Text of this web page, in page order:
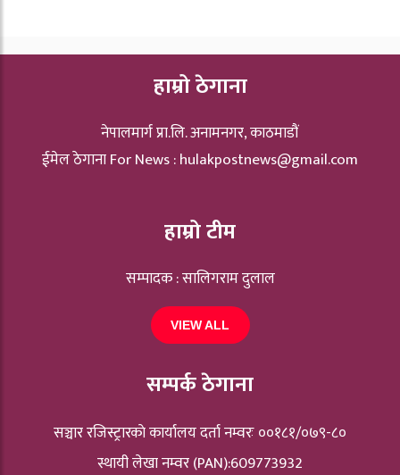
हाम्रो ठेगाना
नेपालमार्ग प्रा.लि. अनामनगर, काठमाडौं
ईमेल ठेगाना For News :hulakpostnews@gmail.com
हाम्रो टीम
सम्पादक : सालिगराम दुलाल
VIEW ALL
सम्पर्क ठेगाना
सञ्चार रजिस्ट्रारकाे कार्यालय दर्ता नम्वरः ००१८१/०७९-८०
स्थायी लेखा नम्वर (PAN):609773932